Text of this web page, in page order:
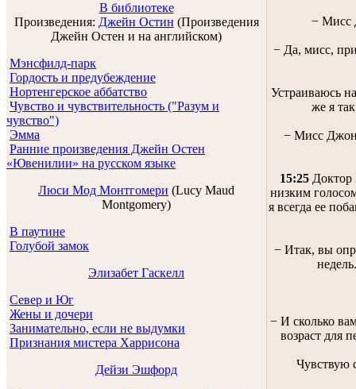
В библиотеке
Произведения: Джейн Остин (Произведения
Джейн Остен и на английском)
Мэнсфилд-парк
Гордость и предубеждение
Нортенгерское аббатство
Чувство и чувствительность ("Разум и
чувство")
Эмма
Ранние произведения Джейн Остен
«Ювенилии» на русском языке
Люси Мод Монтгомери (Lucy Maud
Montgomery)
В паутине
Голубой замок
Элизабет Гаскелл
Север и Юг
Жены и дочери
Занимательно, если не выдумки
Признания мистера Харрисона
Дейзи Эшфорд
− Мисс
− Да, мисс,
Устраиваюсь
же я
− Мисс
15:25Доктор
низким
я всегда ее
− Итак, вы
− И сколько
возраст для
Чувствую